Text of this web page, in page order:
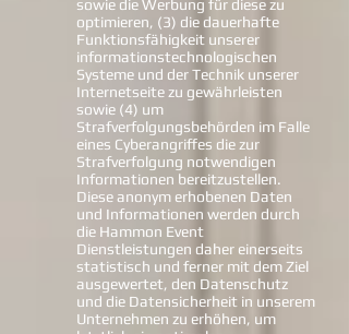
sowie die Werbung für diese zu
optimieren, (3) die dauerhafte
Funktionsfähigkeit unserer
informationstechnologischen
Systeme und der Technik unserer
Internetseite zu gewährleisten
sowie (4) um
Strafverfolgungsbehörden im Falle
eines Cyberangriffes die zur
Strafverfolgung notwendigen
Informationen bereitzustellen.
Diese anonym erhobenen Daten
und Informationen werden durch
die Hammon Event
Dienstleistungen daher einerseits
statistisch und ferner mit dem Ziel
ausgewertet, den Datenschutz
und die Datensicherheit in unserem
Unternehmen zu erhöhen, um